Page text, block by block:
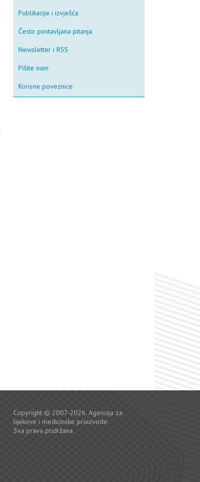
Publikacije i izvješća
Često postavljana pitanja
Newsletter i RSS
Pišite nam
Korisne poveznice
Copyright © 2007-2026. Agencija za
lijekove i medicinske proizvode.
Sva prava pridržana.